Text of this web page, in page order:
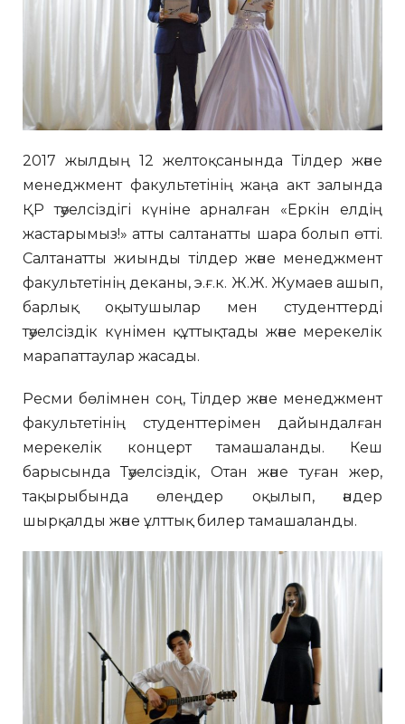
2017 жылдың 12 желтоқсанында Тілдер және
менеджмент факультетінің жаңа акт залында
ҚР тәуелсіздігі күніне арналған «Еркін елдің
жастарымыз!» атты салтанатты шара болып өтті.
Салтанатты жиынды тілдер және менеджмент
факультетінің деканы, э.ғ.к. Ж.Ж. Жумаев ашып,
барлық оқытушылар мен студенттерді
тәуелсіздік күнімен құттықтады және мерекелік
марапаттаулар жасады.
Ресми бөлімнен соң, Тілдер және менеджмент
факультетінің студенттерімен дайындалған
мерекелік концерт тамашаланды. Кеш
барысында Тәуелсіздік, Отан және туған жер,
тақырыбында өлеңдер оқылып, әндер
шырқалды және ұлттық билер тамашаланды.